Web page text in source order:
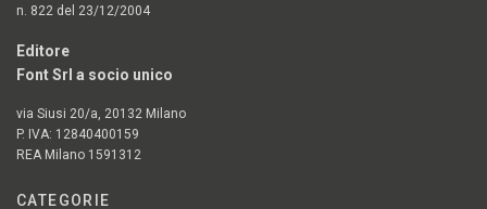
n. 822 del 23/12/2004
Editore
Font Srl a socio unico
via Siusi 20/a, 20132 Milano
P. IVA: 12840400159
REA Milano 1591312
CATEGORIE